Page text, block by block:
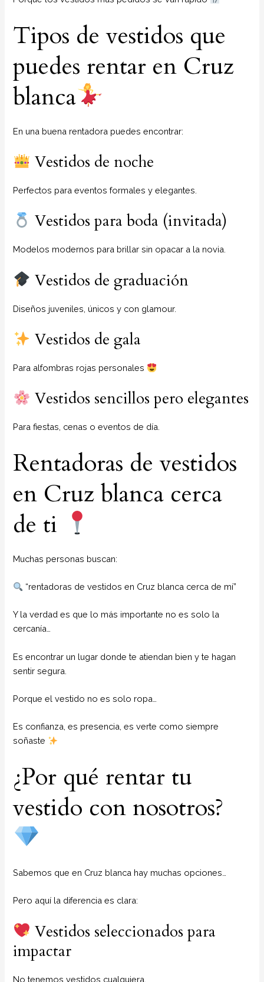
Tipos de vestidos que
puedes rentar en Cruz
blanca
En una buena rentadora puedes encontrar:
Vestidos de noche
Perfectos para eventos formales y elegantes.
Vestidos para boda (invitada)
Modelos modernos para brillar sin opacar a la novia.
Vestidos de graduación
Diseños juveniles, únicos y con glamour.
Vestidos de gala
Para alfombras rojas personales
Vestidos sencillos pero elegantes
Para fiestas, cenas o eventos de día.
Rentadoras de vestidos
en Cruz blanca cerca
de ti
Muchas personas buscan:
“rentadoras de vestidos en Cruz blanca cerca de mí”
Y la verdad es que lo más importante no es solo la
cercanía…
Es encontrar un lugar donde te atiendan bien y te hagan
sentir segura.
Porque el vestido no es solo ropa…
Es confianza, es presencia, es verte como siempre
soñaste
¿Por qué rentar tu
vestido con nosotros?
Sabemos que en Cruz blanca hay muchas opciones…
Pero aquí la diferencia es clara:
Vestidos seleccionados para
impactar
No tenemos vestidos cualquiera.